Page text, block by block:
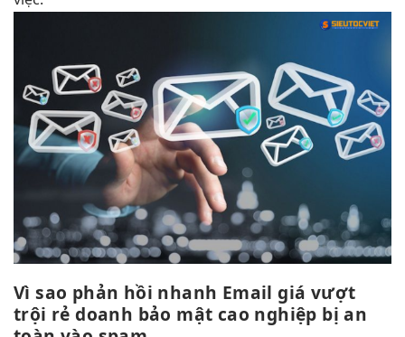
Vì sao phản hồi nhanh Email giá vượt
trội rẻ doanh bảo mật cao nghiệp bịan